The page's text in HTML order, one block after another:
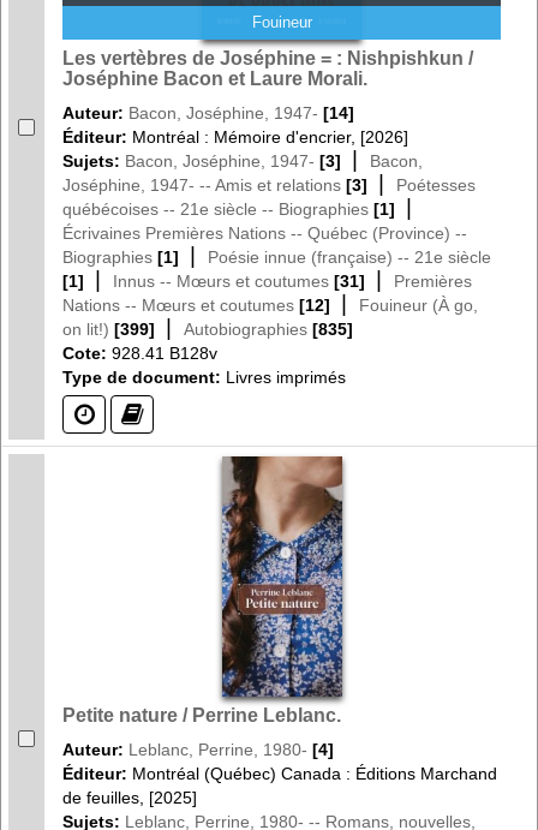
Fouineur
Les vertèbres de Joséphine = : Nishpishkun /
Joséphine Bacon et Laure Morali.
Auteur: Bacon, Joséphine, 1947- [14]
Éditeur: Montréal : Mémoire d'encrier, [2026]
Sujets: Bacon, Joséphine, 1947- [3] |
Bacon,
Joséphine, 1947- -- Amis et relations [3] |
Poétesses
québécoises -- 21e siècle -- Biographies [1] |
Écrivaines Premières Nations -- Québec (Province) --
Biographies [1] |
Poésie innue (française) -- 21e siècle
[1]
| Innus -- Mœurs et coutumes [31] |
Premières
Nations -- Mœurs et coutumes [12] |
Fouineur (À go,
on lit!) [399] | Autobiographies [835]
Cote: 928.41 B128v
Type de document: Livres imprimés
(?) (?)
Petite nature / Perrine Leblanc.
Auteur: Leblanc, Perrine, 1980- [4]
Éditeur: Montréal (Québec) Canada : Éditions Marchand
de feuilles, [2025]
Sujets: Leblanc, Perrine, 1980- -- Romans, nouvelles,